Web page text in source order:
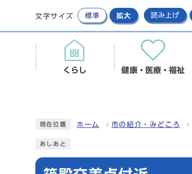
文字サイズ 標準 拡大 読み上げ
くらし 健康・医療・福祉
現在位置 ホーム 市の紹介・みどころ
あしあと